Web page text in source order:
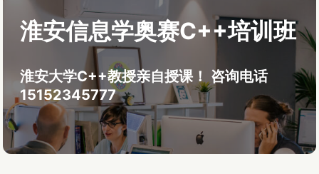
淮安信息学奥赛C++培训班
淮安大学C++教授亲自授课！ 咨询电话
15152345777